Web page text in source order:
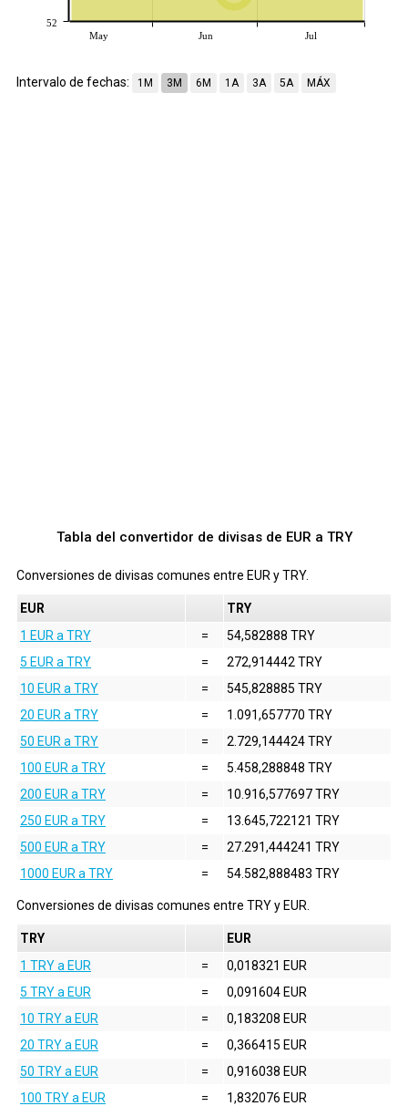
May Jun Jul
52
Intervalo de fechas: 1M 3M 6M 1A 3A 5A MÁX
Tabla del convertidor de divisas de EUR a TRY
Conversiones de divisas comunes entre EUR yTRY.
EUR
TRY
1 EUR a TRY
=
54,582888 TRY
5 EUR a TRY
=
272,914442 TRY
10 EUR a TRY
=
545,828885 TRY
20 EUR a TRY
=
1.091,657770 TRY
50 EUR a TRY
=
2.729,144424 TRY
100 EUR a TRY
=
5.458,288848 TRY
200 EUR a TRY
=
10.916,577697 TRY
250 EUR a TRY
=
13.645,722121 TRY
500 EUR a TRY
=
27.291,444241 TRY
1000 EUR a TRY
= 54.582,888483 TRY
Conversiones de divisas comunes entre TRYy EUR
TRY
EUR
1 TRY a EUR
=
0,018321 EUR
5 TRY a EUR
=
0,091604 EUR
10 TRY a EUR
=
0,183208 EUR
20 TRY a EUR
=
0,366415 EUR
50 TRY a EUR
=
0,916038 EUR
100 TRY a EUR
=
1,832076 EUR